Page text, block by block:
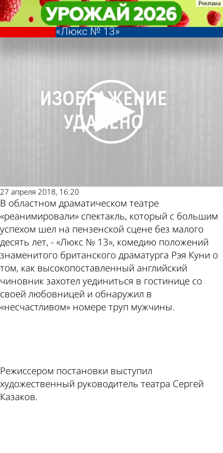
В Пензе представили
обновленную версию спектакля
«Люкс № 13»
Культура
27 апреля 2018, 16:20
В областном драматическом театре
«реанимировали» спектакль, который с большим
успехом шел на пензенской сцене без малого
десять лет, - «Люкс № 13», комедию положений
знаменитого британского драматурга Рэя Куни о
том, как высокопоставленный английский
чиновник захотел уединиться в гостинице со
своей любовницей и обнаружил в
«несчастливом» номере труп мужчины.
Режиссером постановки выступил
художественный руководитель театра Сергей
Казаков.
В Пензе представили
обновленную версию спектакля
«Люкс № 13»
Культура
Другие новости
по теме
Погода и курсы
валют в Пензе